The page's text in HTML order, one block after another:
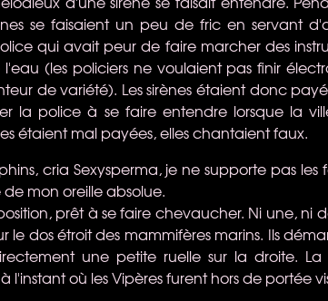
se faisaient un peu de fric en servant
qui avait peur de faire marcher des
(les policiers ne voulaient pas finir
de variété). Les sirènes étaient donc
la police à se faire entendre lorsque la
étaient mal payées, elles chantaient faux.
cria Sexysperma, je ne supporte pas les
de mon oreille absolue.
prêt à se faire chevaucher. Ni une, ni
le dos étroit des mammifères marins. Ils
une petite ruelle sur la droite. La
l'instant où les Vipères furent hors de portée